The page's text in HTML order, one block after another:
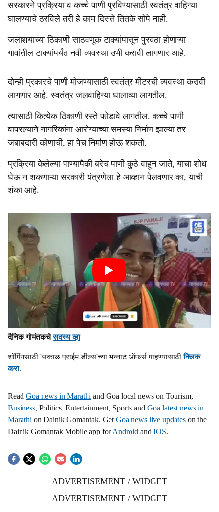
सरकारने प्रक्रिया व कच्चे पाणी पुरविण्यासाठी स्वतंत्र वाहिन्या
घालण्याचे ठरविले तरी हे काम दिसते तितके सोपे नाही.
जलाशयाच्या ठिकाणी साठवणूक टाक्यांपासून पुरवठा होणाऱ्या
गावांतील टाक्यांपर्यंत नवी व्यवस्था उभी करावी लागणार आहे.
दोन्ही प्रकारचे पाणी मोजण्यासाठी स्वतंत्र मीटरची व्यवस्था करावी
लागणार आहे. स्वतंत्र जलवाहिन्या घालाव्या लागतील.
त्यासाठी कित्येक ठिकाणी रस्ते फोडावे लागतील. कच्चे पाणी
वापरल्याने नागरिकांना आरोग्याच्या समस्या निर्माण झाल्या तर
जबाबदारी कोणाची, हा पेच निर्माण होऊ शकतो.
प्रक्रिया केलेल्या पाण्यापैकी बरेच पाणी कुठे वाहून जाते, याचा शोध
घेऊ न शकणाऱ्या सरकारी यंत्रणेला हे आव्हान पेलवणार का, याची
शंका आहे.
दैनिक गोमंतकचेसदस्य व्हा
शॉपिंगसाठी 'सकाळ प्राईम डील्स'च्या भन्नाट ऑफर्स पाहण्यासाठीक्लिक
करा.
Read Goa news in Marathi and Goa local news on Tourism,
Business, Politics, Entertainment, Sports and Goa latest news in
Marathi on Dainik Gomantak. Get Goa news live updates on the
Dainik Gomantak Mobile app forAndroid and IOS.
ADVERTISEMENT / WIDGET
ADVERTISEMENT / WIDGET